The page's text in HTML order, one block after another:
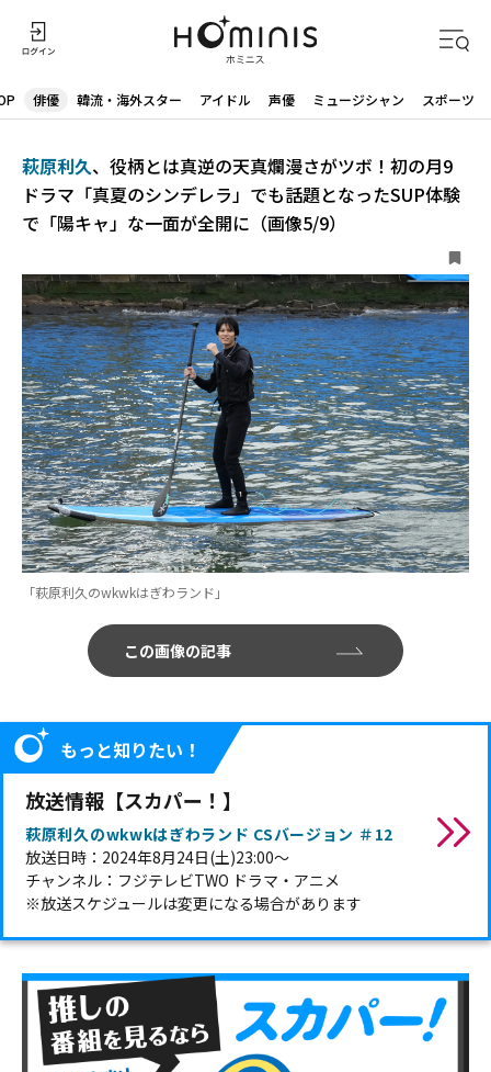
俳優 韓流・海外スター アイドル 声優 ミュージシャン スポーツ
萩原利久、役柄とは真逆の天真爛漫さがツボ！初の月9
ドラマ「真夏のシンデレラ」でも話題となったSUP体験
で「陽キャ」な一面が全開に（画像5/9）
「萩原利久のwkwkはぎわランド」
この画像の記事
もっと知りたい！
放送情報【スカパー！】
萩原利久のwkwkはぎわランド CSバージョン ＃12
放送日時：2024年8月24日(土)23:00～
チャンネル：フジテレビTWO ドラマ・アニメ
※放送スケジュールは変更になる場合があります